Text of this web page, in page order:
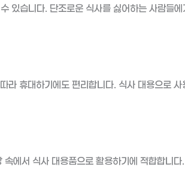
있습니다. 단조로운 식사를 싫어하는 사람들에
라 휴대하기에도 편리합니다. 식사 대용으로 사
에서 식사 대용품으로 활용하기에 적합합니다.